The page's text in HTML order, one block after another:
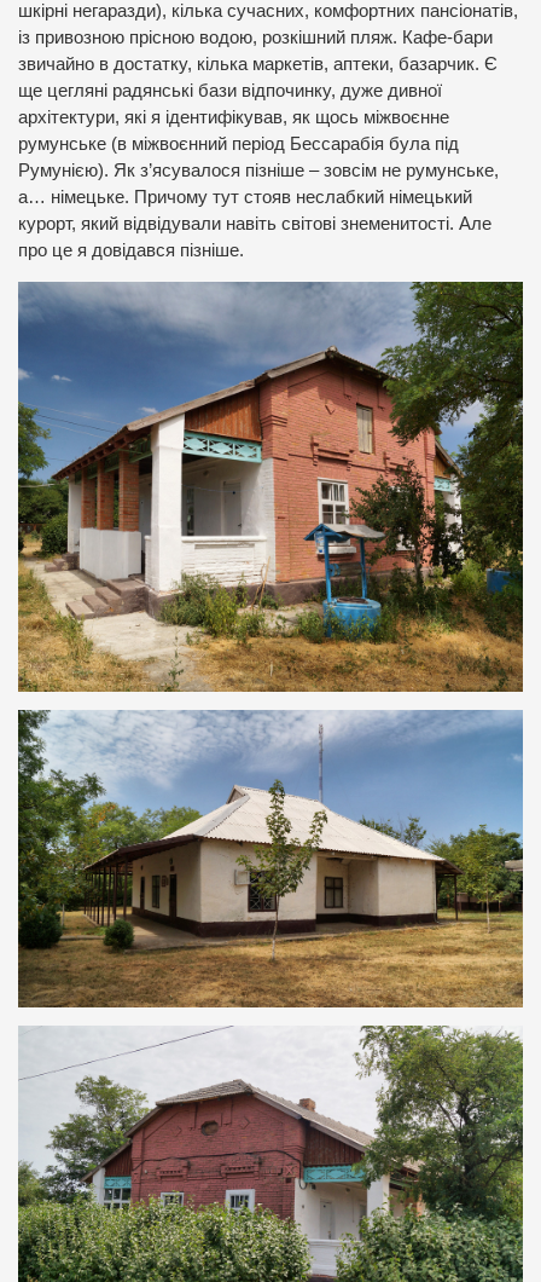
шкірні негаразди), кілька сучасних, комфортних пансіонатів,
із привозною прісною водою, розкішний пляж. Кафе-бари
звичайно в достатку, кілька маркетів, аптеки, базарчик. Є
ще цегляні радянські бази відпочинку, дуже дивної
архітектури, які я ідентифікував, як щось міжвоєнне
румунське (в міжвоєнний період Бессарабія була під
Румунією). Як з’ясувалося пізніше – зовсім не румунське,
а… німецьке. Причому тут стояв неслабкий німецький
курорт, який відвідували навіть світові знеменитості. Але
про це я довідався пізніше.